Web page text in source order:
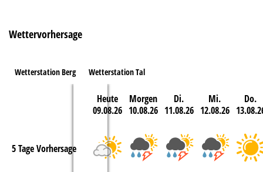
Wettervorhersage
Wetterstation Berg Wetterstation Tal
Heute
09.08.26
Morgen
10.08.26
Di.
11.08.26
Mi.
12.08.26
Do.
5 Tage Vorhersage